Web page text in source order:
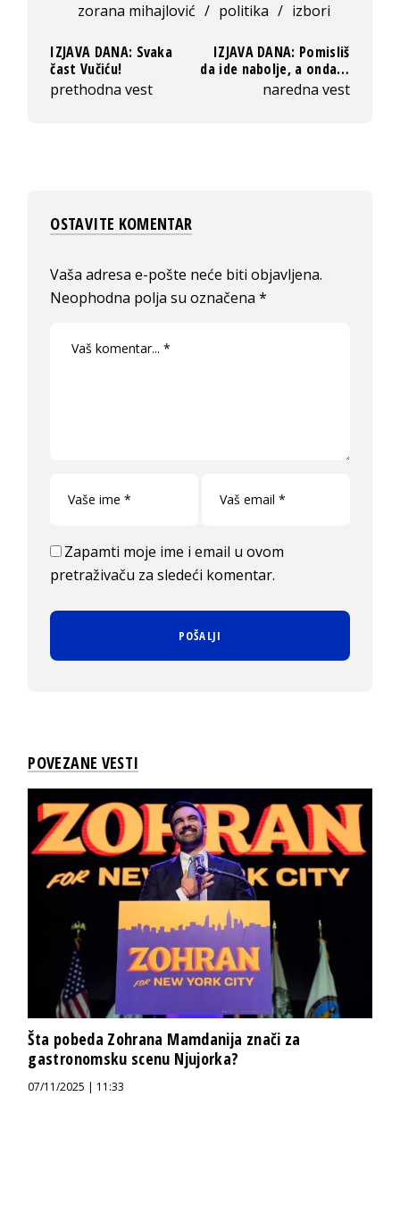
zorana mihajlović / politika / izbori
IZJAVA DANA: Svaka
čast Vučiću!
prethodna vest
IZJAVA DANA: Pomisliš
da ide nabolje, a onda…
naredna vest
OSTAVITE KOMENTAR
Vaša adresa e-pošte neće biti objavljena.
Neophodna polja su označena*
Zapamti moje ime i email u ovom
pretraživaču za sledeći komentar.
POVEZANE VESTI
Šta pobeda Zohrana Mamdanija znači za
gastronomsku scenu Njujorka?
07/11/2025 | 11:33